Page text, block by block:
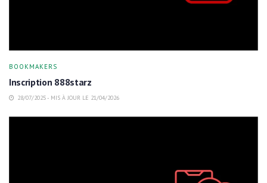
BOOKMAKERS
Inscription 888starz
28/07/2025 - MIS À JOUR LE 21/04/2026